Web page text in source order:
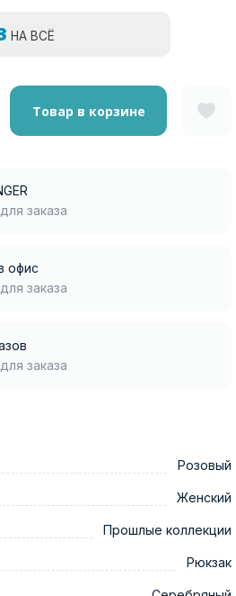
НА ВСЁ
Товар в корзине
заказа
офис
заказа
заказа
Розовый
Женский
Прошлые коллекции
Рюкзак